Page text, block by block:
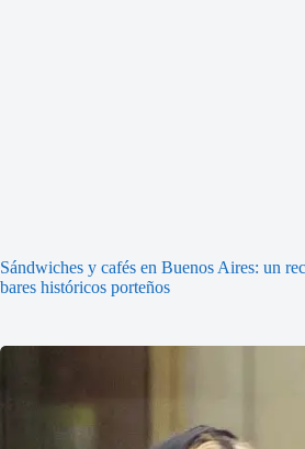
Sándwiches y cafés en Buenos Aires: un
bares históricos porteños